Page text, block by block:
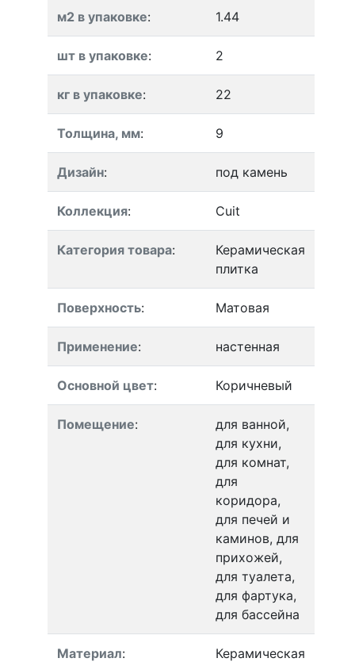
м2 в упаковке: 1.44
шт в упаковке: 2
кг в упаковке: 22
Толщина, мм: 9
Дизайн: под камень
Коллекция: Cuit
Категория товара:
Керамическая
плитка
Поверхность: Матовая
Применение: настенная
Основной цвет: Коричневый
Помещение:
для ванной,
для кухни,
для комнат,
для
коридора,
для печей и
каминов, для
прихожей,
для туалета,
для фартука,
для бассейна
Материал:
Керамическая